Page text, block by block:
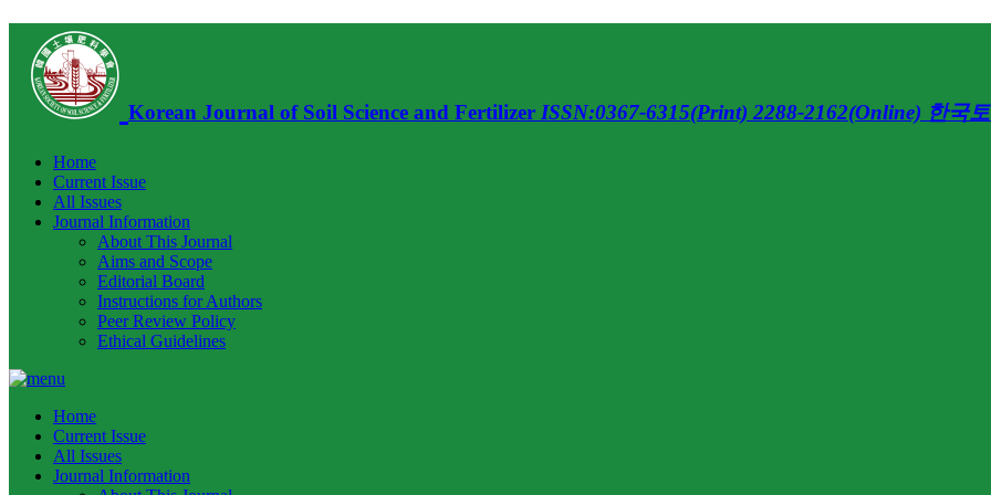
Korean Journal of Soil Science and Fertilizer ISSN:0367-6315(Print) 2288-2162(Online) 한국
Home
Current Issue
All Issues
Journal Information
About This Journal
Aims and Scope
Editorial Board
Instructions for Authors
Peer Review Policy
Ethical Guidelines
Home
Current Issue
All Issues
Journal Information